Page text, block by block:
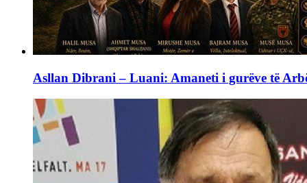
Asllan Dibrani – Luani: Amaneti i gurëve të